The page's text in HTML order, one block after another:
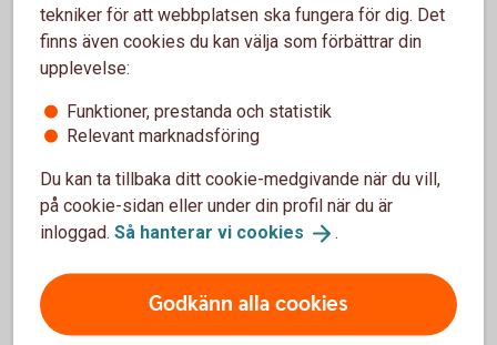
Anmäl skada
Har olyckan varit framme?
Här kan du göra din anmälan och ansöka om
tekniker för att webbplatsen ska fungera för dig. Det
finns även cookies du kan välja som förbättrar din
upplevelse:
Funktioner, prestanda och statistik
Relevant marknadsföring
Du kan ta tillbaka ditt cookie-medgivande när du vill,
på cookie-sidan eller under din profil när du är
inloggad. Så hanterar vi cookies .
Godkänn alla cookies